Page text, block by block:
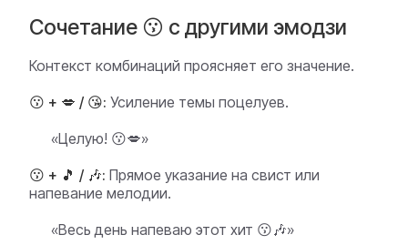
Сочетание 😗 с другими эмодзи
Контекст комбинаций проясняет его значение.
😗 + 💋 / 😘: Усиление темы поцелуев.
«Целую! 😗💋»
😗 + 🎵 / 🎶: Прямое указание на свист или
напевание мелодии.
«Весь день напеваю этот хит 😗🎶»